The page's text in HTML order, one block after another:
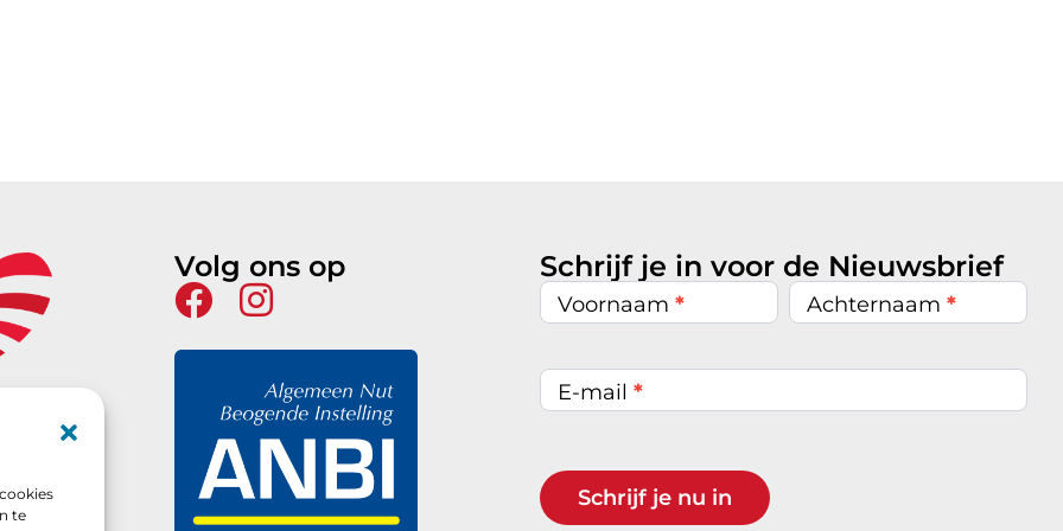
te
Volg ons op Schrijf je in voor de Nieuwsbrief
Nieuwsbrief
inschrijven
Voornaam* Achternaam *
E-mail*
Schrijf je nu in